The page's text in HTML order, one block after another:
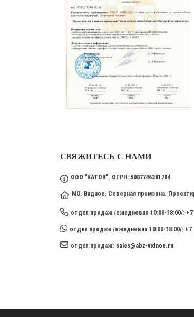
СВЯЖИТЕСЬ С НАМИ
ООО "КАТОК". ОГРН: 5087746381784
МО. Видное. Северная промзона.
отдел продаж /ежедневно 10:00-18:00/:
отдел продаж /ежедневно 10:00-18:00/: +7
отдел продаж: sales@abz-vidnoe.ru